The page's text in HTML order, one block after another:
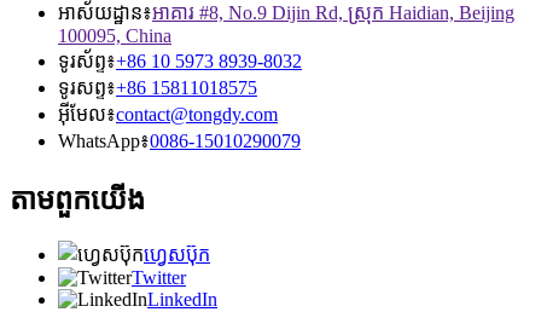
អាស័យដ្ឋាន៖អាគារ #8, No.9 Dijin Rd, ស្រុក Haidian, Beijing
100095, China
ទូរស័ព្ទ៖+86 10 5973 8939-8032
ទូរសព្ទ៖+86 15811018575
អ៊ីមែល៖contact@tongdy.com
WhatsApp៖0086-15010290079
តាមពួកយើង
ហ្វេសប៊ុក
Twitter
LinkedIn